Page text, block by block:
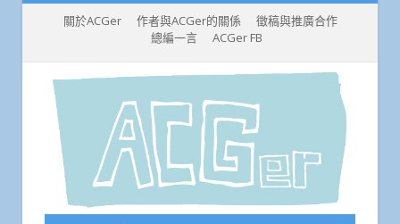
關於ACGer 作者與ACGer的關係
徵稿與推廣合作
總編一言
ACGer FB